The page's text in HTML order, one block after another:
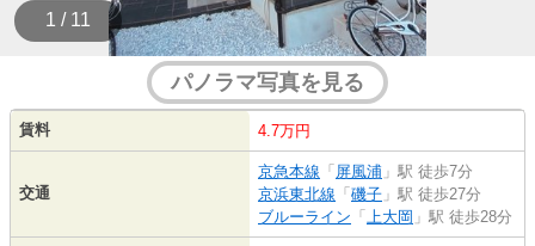
1 / 11
パノラマ写真を見る
賃料 4.7万円
交通
京急本線 「 屏風浦 」駅 徒歩7分
京浜東北線 「 磯子 」駅 徒歩27分
ブルーライン 「 上大岡 」駅 徒歩28分